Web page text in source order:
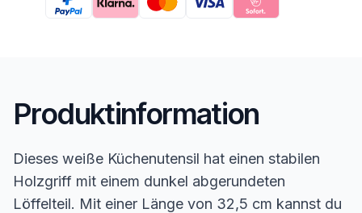
Produktinformation
Dieses weiße Küchenutensil hat einen stabilen
Holzgriff mit einem dunkel abgerundeten
Löffelteil. Mit einer Länge von 32,5 cm kannst du